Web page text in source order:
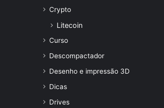
Crypto
Litecoin
Curso
Descompactador
Desenho e impressão 3D
Dicas
Drives